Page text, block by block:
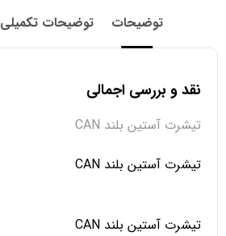
توضیحات توضیحات تکمیلی
نقد و بررسی اجمالی
تیشرت آستین بلند CAN
تیشرت آستین بلند CAN
تیشرت آستین بلند CAN